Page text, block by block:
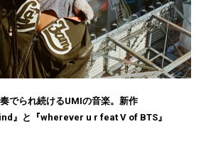
でられ続けるUMIの音楽。新作
』と『wherever u r feat V of BTS』